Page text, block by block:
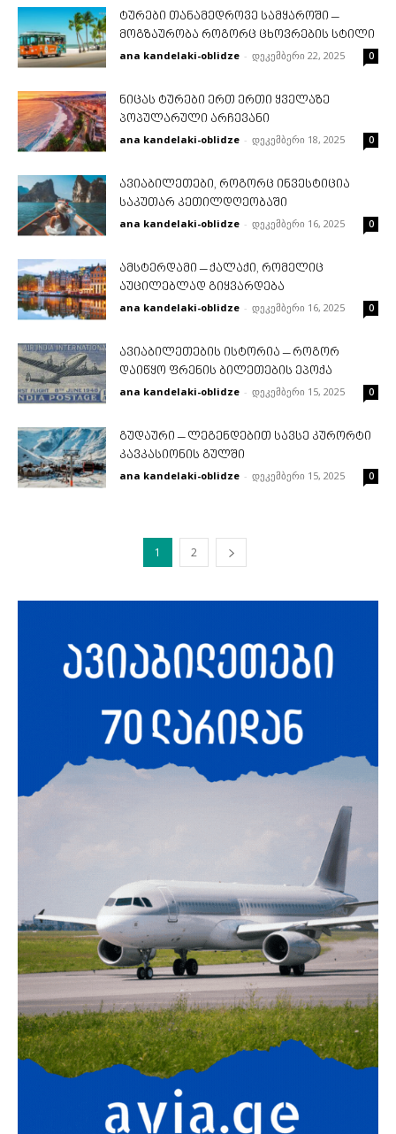
ტურები თანამედროვე სამყაროში –
მოგზაურობა როგორც ცხოვრების სტილი
ana kandelaki-oblidze - დეკემბერი 22, 2025 0
ნიცას ტურები ერთ ერთი ყველაზე
პოპულარული არჩევანი
ana kandelaki-oblidze - დეკემბერი 18, 2025 0
ავიაბილეთები, როგორც ინვესტიცია
საკუთარ კეთილდღეობაში
ana kandelaki-oblidze - დეკემბერი 16, 2025 0
ამსტერდამი – ქალაქი, რომელიც
აუცილებლად გიყვარდება
ana kandelaki-oblidze - დეკემბერი 16, 2025 0
ავიაბილეთების ისტორია – როგორ
დაიწყო ფრენის ბილეთების ეპოქა
ana kandelaki-oblidze - დეკემბერი 15, 2025 0
გუდაური – ლეგენდებით სავსე კურორტი
კავკასიონის გულში
ana kandelaki-oblidze - დეკემბერი 15, 2025 0
1 2